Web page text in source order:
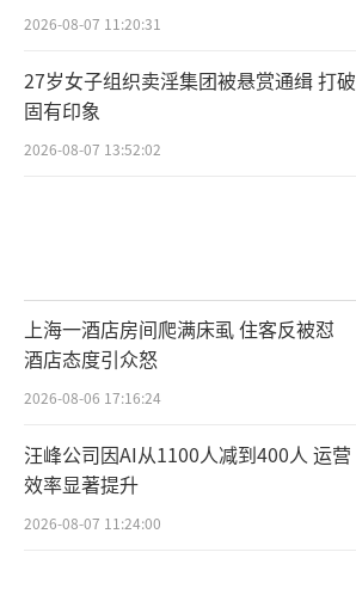
2026-08-07 11:20:31
27岁女子组织卖淫集团被悬赏通缉 打破
固有印象
2026-08-07 13:52:02
上海一酒店房间爬满床虱 住客反被怼
酒店态度引众怒
2026-08-06 17:16:24
汪峰公司因AI从1100人减到400人 运营
效率显著提升
2026-08-07 11:24:00